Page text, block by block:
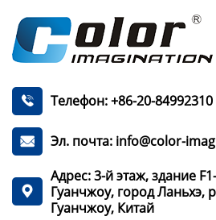
 Телефон: +86-20-84992310
 Эл. почта: info@color-

Адрес: 3-й этаж, здание
Гуанчжоу, город Ланьхэ,
Гуанчжоу, Китай